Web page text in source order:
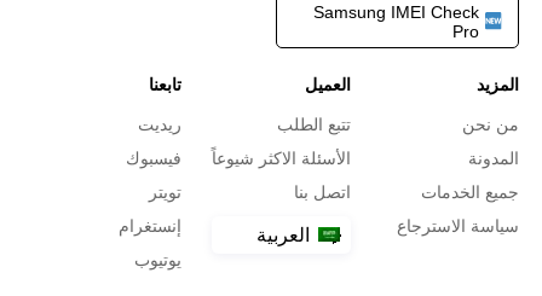
Samsung IMEI Check
Pro
المزيد
من نحن
المدونة
جميع الخدمات
سياسة الاسترجاع
العميل
تتبع الطلب
الأسئلة الاكثر شيوعاً
اتصل بنا
العربية
تابعنا
ريديت
فيسبوك
تويتر
إنستغرام
يوتيوب